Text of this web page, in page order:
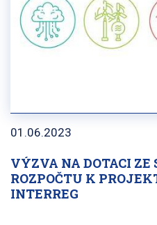
VÝZVA NA DOTACI ZE
ROZPOČTU K
INTERREG
01.06.2023